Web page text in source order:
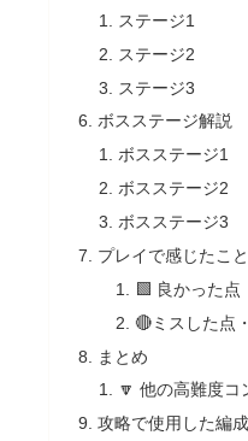
ステージ1
ステージ2
ステージ3
ボスステージ解説
ボスステージ1
ボスステージ2
ボスステージ3
プレイで感じたこ
🟩 良かった点
🔴ミスした点
まとめ
🔽 他の高難度コ
攻略で使用した編